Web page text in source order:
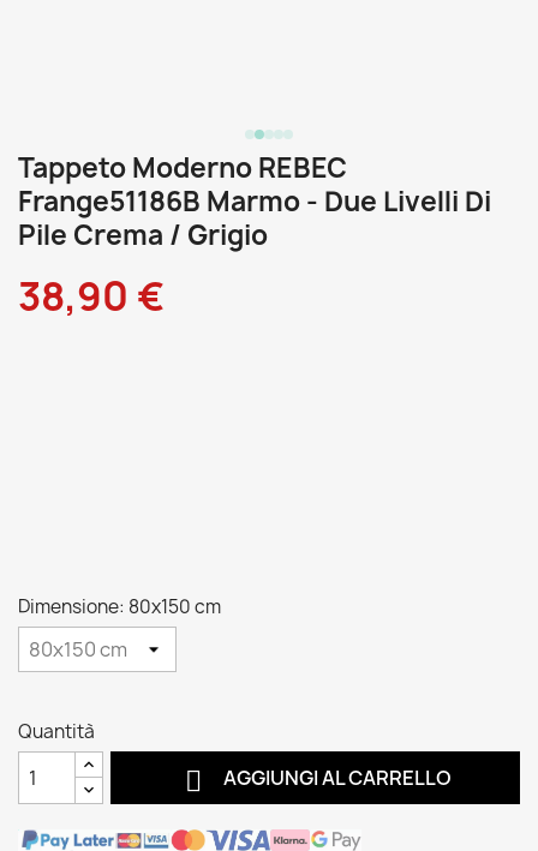
Tappeto Moderno REBEC
Frange51186B Marmo - Due Livelli Di
Pile Crema / Grigio
38,90 €
Dimensione: 80x150 cm
Quantità
 AGGIUNGI AL CARRELLO